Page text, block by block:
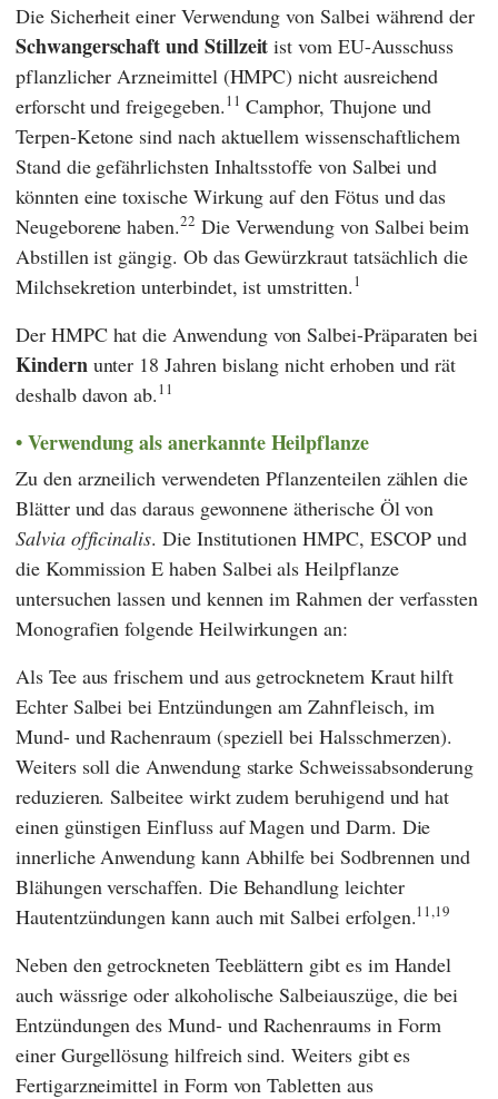
Die Sicherheit einer Verwendung von Salbei während der
Schwangerschaft und Stillzeitist vom EU-Ausschuss
pflanzlicher Arzneimittel (HMPC) nicht ausreichend
erforscht und freigegeben.11 Camphor, Thujone und
Terpen-Ketone sind nach aktuellem wissenschaftlichem
Stand die gefährlichsten Inhaltsstoffe von Salbei und
könnten eine toxische Wirkung auf den Fötus und das
Neugeborene haben.22 Die Verwendung von Salbei beim
Abstillen ist gängig. Ob das Gewürzkraut tatsächlich die
Milchsekretion unterbindet, ist umstritten.1
Der HMPChat die Anwendung von Salbei-Präparaten bei
Kindern unter 18 Jahren bislang nicht erhoben und rät
deshalb davon ab.11
Verwendung als anerkannte Heilpflanze
Zu den arzneilich verwendeten Pflanzenteilen zählen die
Blätter und das daraus gewonnene ätherische Öl von
Salvia officinalis. Die Institutionen HMPC, ESCOP und
die Kommission E haben Salbei als Heilpflanze
untersuchen lassen und kennen im Rahmen der verfassten
Monografien folgende Heilwirkungen an:
Als Tee aus frischem und aus getrocknetem Kraut hilft
Echter Salbei bei Entzündungen am Zahnfleisch, im
Mund- und Rachenraum (speziell bei Halsschmerzen).
Weiters soll die Anwendung starke Schweissabsonderung
reduzieren. Salbeitee wirkt zudem beruhigend und hat
einen günstigen Einfluss auf Magen und Darm. Die
innerliche Anwendung kann Abhilfe bei Sodbrennen und
Blähungen verschaffen. Die Behandlung leichter
Hautentzündungen kann auch mit Salbei erfolgen.11,19
Neben den getrockneten Teeblättern gibt es im Handel
auch wässrige oder alkoholische Salbeiauszüge, die bei
Entzündungen des Mund- und Rachenraums in Form
einer Gurgellösung hilfreich sind. Weiters gibt es
Fertigarzneimittel in Form von Tabletten aus